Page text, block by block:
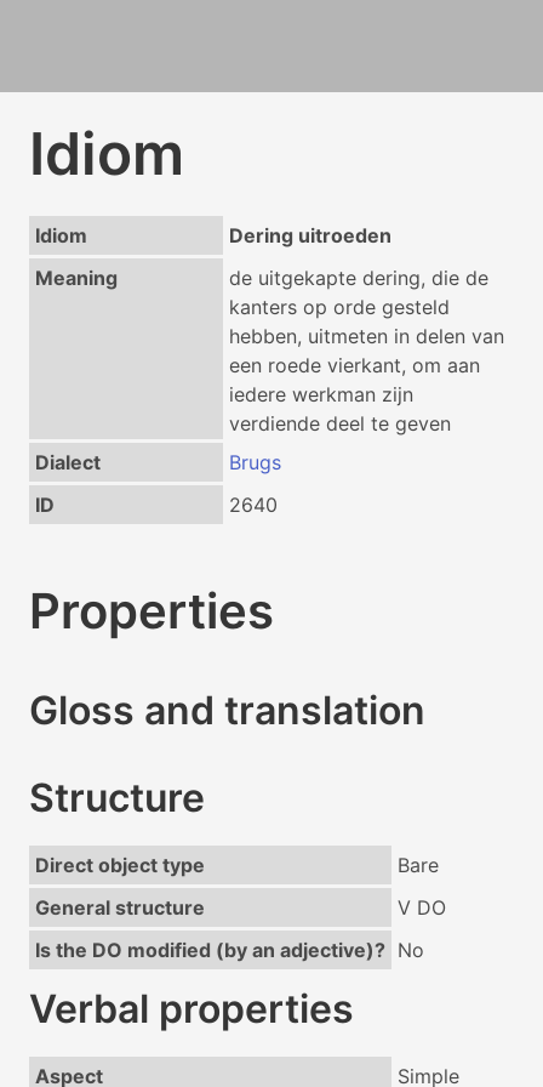
Idiom
Idiom
Dering uitroeden
Meaning
de uitgekapte dering, die de
kanters op orde gesteld
hebben, uitmeten in delen van
een roede vierkant, om aan
iedere werkman zijn
verdiende deel te geven
Dialect
Brugs
ID
2640
Properties
Gloss and translation
Structure
Direct object type
Bare
General structure
V DO
Is the DO modified (by an adjective)? No
Verbal properties
Aspect Simple